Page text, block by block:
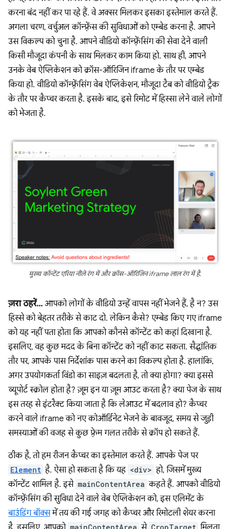
करना बंद नहीं कर पा रहे हैं. वे अक्सर मिलकर इसका इस्तेमाल करते हैं.
अगला चरण, वर्चुअल कॉन्फ़्रेंस की सुविधाओं को एम्बेड करना है. आपने
उस विकल्प को चुना है. आपने वीडियो कॉन्फ़्रेंसिंग की सेवा देने वाली
किसी मौजूदा कंपनी के साथ मिलकर काम किया हो. साथ ही, आपने
उनके वेब ऐप्लिकेशन को क्रॉस-ऑरिजिन iframe के तौर पर एम्बेड
किया हो. वीडियो कॉन्फ़्रेंसिंग वेब ऐप्लिकेशन, मौजूदा टैब को वीडियो ट्रैक
के तौर पर कैप्चर करता है. इसके बाद, इसे रिमोट में हिस्सा लेने वाले लोगों
को भेजता है.
मुख्य कॉन्टेंट एरिया नीले रंग में और क्रॉस-ऑरिजिन iframe लाल रंग में है.
ज़रा ठहरें… आपको लोगों के वीडियो उन्हें वापस नहीं भेजने हैं, है न? उस
हिस्से को बेहतर तरीके से काट दो. लेकिन कैसे? एम्बेड किए गए iframe
को यह नहीं पता होता कि आपको कौनसे कॉन्टेंट को कहां दिखाना है.
इसलिए, वह कुछ मदद के बिना कॉन्टेंट को नहीं काट सकता. सैद्धांतिक
तौर पर, आपके पास निर्देशांक पास करने का विकल्प होता है. हालांकि,
अगर उपयोगकर्ता विंडो का साइज़ बदलता है, तो क्या होगा? क्या इससे
व्यूपोर्ट स्क्रोल होता है? ज़ूम इन या ज़ूम आउट करता है? क्या पेज के साथ
इस तरह से इंटरैक्ट किया जाता है कि लेआउट में बदलाव हो? कैप्चर
करने वाले iframe को नए कोऑर्डिनेट भेजने के बावजूद, समय से जुड़ी
समस्याओं की वजह से कुछ फ़्रेम गलत तरीके से क्रॉप हो सकते हैं.
ठीक है, तो हम रीजन कैप्चर का इस्तेमाल करते हैं. आपके पेज पर
Element है. ऐसा हो सकता है कि यह <div> हो, जिसमें मुख्य
कॉन्टेंट शामिल है. इसे mainContentArea कहते हैं. आपको वीडियो
कॉन्फ़्रेंसिंग की सुविधा देने वाले वेब ऐप्लिकेशन को, इस एलिमेंट के
बाउंडिंग बॉक्समें तय की गई जगह को कैप्चर और रिमोटली शेयर करना
mainContentArea CropTarget